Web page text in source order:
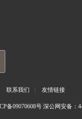
联系我们 友情链接
备09070608号 深公网安备：